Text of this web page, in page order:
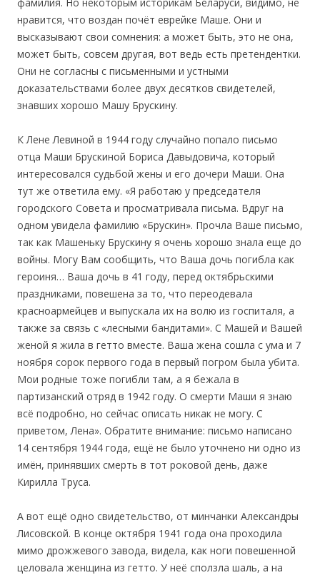
нравится, что воздан почёт еврейке Маше. Они и
высказывают свои сомнения: а может быть, это не она,
может быть, совсем другая, вот ведь есть претендентки.
Они не согласны с письменными и устными
доказательствами более двух десятков свидетелей,
знавших хорошо Машу Брускину.
К Лене Левиной в 1944 году случайно попало письмо
отца Маши Брускиной Бориса Давыдовича, который
интересовался судьбой жены и его дочери Маши. Она
тут же ответила ему. «Я работаю у председателя
городского Совета и просматривала письма. Вдруг на
одном увидела фамилию «Брускин». Прочла Ваше письмо,
так как Машеньку Брускину я очень хорошо знала еще до
войны. Могу Вам сообщить, что Ваша дочь погибла как
героиня… Ваша дочь в 41 году, перед октябрьскими
праздниками, повешена за то, что переодевала
красноармейцев и выпускала их на волю из госпиталя, а
также за связь с «лесными бандитами». С Машей и Вашей
женой я жила в гетто вместе. Ваша жена сошла с ума и 7
ноября сорок первого года в первый погром была убита.
Мои родные тоже погибли там, а я бежала в
партизанский отряд в 1942 году. О смерти Маши я знаю
всё подробно, но сейчас описать никак не могу. С
приветом, Лена». Обратите внимание: письмо написано
14 сентября 1944 года, ещё не было уточнено ни одно из
имён, принявших смерть в тот роковой день, даже
Кирилла Труса.
А вот ещё одно свидетельство, от минчанки Александры
Лисовской. В конце октября 1941 года она проходила
мимо дрожжевого завода, видела, как ноги повешенной
целовала женщина из гетто. У неё сползла шаль, а на